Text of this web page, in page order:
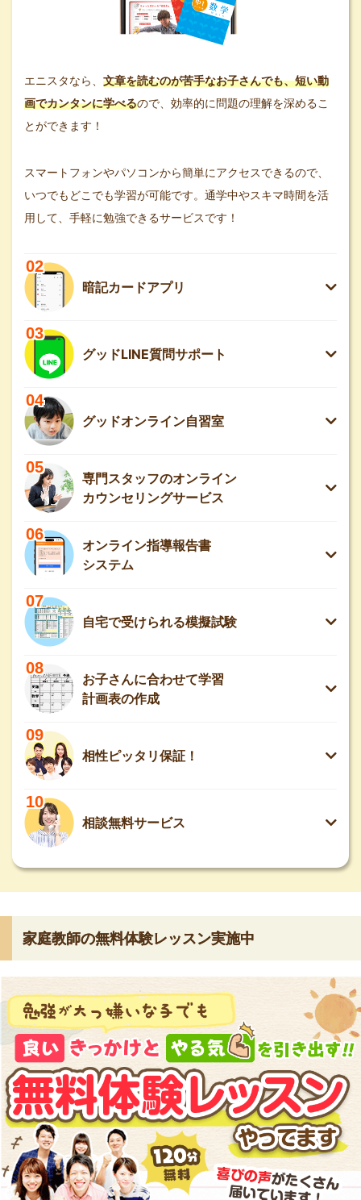
エニスタなら、 文章を読むのが苦手なお子さんでも、短い動
画でカンタンに学べるので、効率的に問題の理解を深めるこ
とができます！
スマートフォンやパソコンから簡単にアクセスできるので、
いつでもどこでも学習が可能です。通学中やスキマ時間を活
用して、手軽に勉強できるサービスです！
02
暗記カードアプリ
03
グッドLINE質問サポート
04
グッドオンライン自習室
05
専門スタッフのオンライン
カウンセリングサービス
06
オンライン指導報告書
システム
07
自宅で受けられる模擬試験
08
お子さんに合わせて学習
計画表の作成
09
相性ピッタリ保証！
10
相談無料サービス
家庭教師の無料体験レッスン実施中